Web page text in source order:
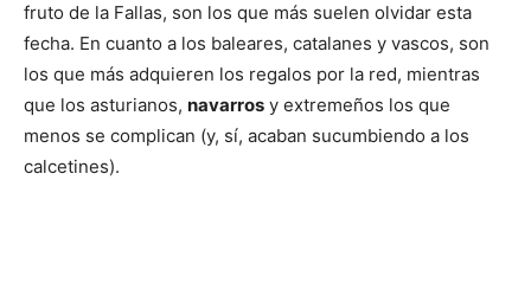
fruto de la Fallas, son los que más suelen olvidar esta
fecha. En cuanto a los baleares, catalanes y vascos, son
los que más adquieren los regalos por la red, mientras
que los asturianos, navarros y extremeños los que
menos se complican (y, sí, acaban sucumbiendo a los
calcetines).